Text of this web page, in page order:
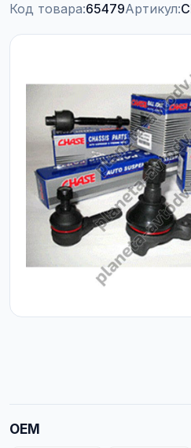
Код товара:65479Артикул:
OEM